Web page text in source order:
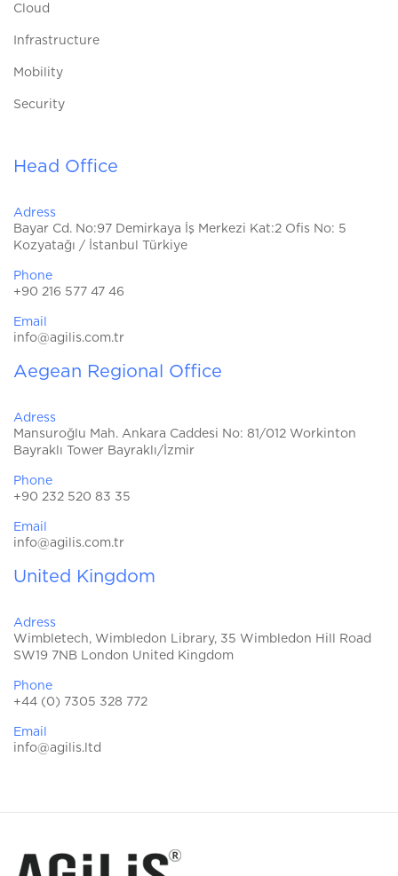
Cloud
Infrastructure
Mobility
Security
Head Office
Adress
Bayar Cd. No:97 Demirkaya İş Merkezi Kat:2 Ofis No: 5
Kozyatağı / İstanbul Türkiye
Phone
+90 216 577 47 46
Email
info@agilis.com.tr
Aegean Regional Office
Adress
Mansuroğlu Mah. Ankara Caddesi No: 81/012 Workinton
Bayraklı Tower Bayraklı/İzmir
Phone
+90 232 520 83 35
Email
info@agilis.com.tr
United Kingdom
Adress
Wimbletech, Wimbledon Library, 35 Wimbledon Hill Road
SW19 7NB London United Kingdom
Phone
+44 (0) 7305 328 772
Email
info@agilis.ltd